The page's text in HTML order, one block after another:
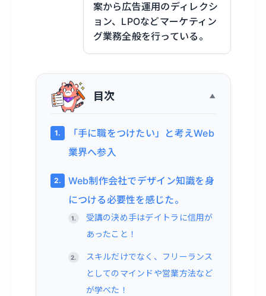
案から広告運用のディレクシ
ョン、LPOなどマーケティン
グ業務全般を行っている。
目次
「手に職をつけたい」と考えWeb
業界へ参入
Web制作会社でデザイン知識を身
につける必要性を感じた。
受講の決め手はデイトラに信用が
あったこと！
スキルだけでなく、フリーランス
としてのマインドや営業方法など
が学べた！